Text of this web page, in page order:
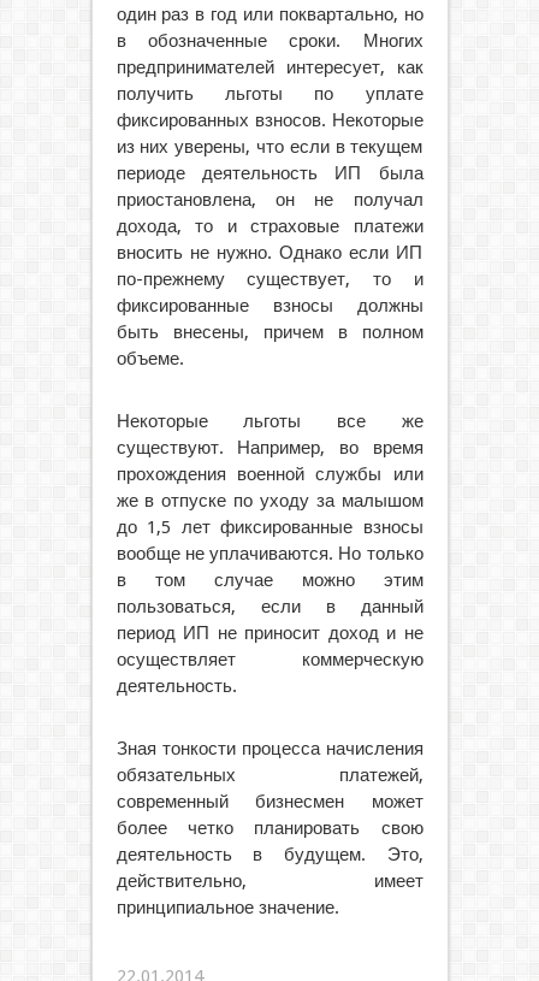
один раз в год или поквартально, но
в обозначенные сроки. Многих
предпринимателей интересует, как
получить льготы по уплате
фиксированных взносов. Некоторые
из них уверены, что если в текущем
периоде деятельность ИП была
приостановлена, он не получал
дохода, то и страховые платежи
вносить не нужно. Однако если ИП
по-прежнему существует, то и
фиксированные взносы должны
быть внесены, причем в полном
объеме.
Некоторые льготы все же
существуют. Например, во время
прохождения военной службы или
же в отпуске по уходу за малышом
до 1,5 лет фиксированные взносы
вообще не уплачиваются. Но только
в том случае можно этим
пользоваться, если в данный
период ИП не приносит доход и не
осуществляет коммерческую
деятельность.
Зная тонкости процесса начисления
обязательных платежей,
современный бизнесмен может
более четко планировать свою
деятельность в будущем. Это,
действительно, имеет
принципиальное значение.
22.01.2014